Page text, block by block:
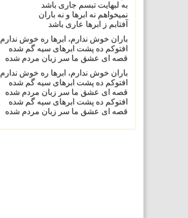
به لبهایت تبسم جاری باشد
نمیخواهم نه ابرها و نه باران
آفتابم ز ابرها عاری باشد
باران خوش ندارم، ابرها ره خوش ندارم
افتوکم ده پشت ابرهای سیه گم شده
قصه ای عشق ما سر زبان مردم شده
باران خوش ندارم، ابرها ره خوش ندارم
افتوکم ده پشت ابرهای سیه گم شده
قصه ای عشق ما سر زبان مردم شده
افتوکم ده پشت ابرهای سیه گم شده
قصه ای عشق ما سر زبان مردم شده